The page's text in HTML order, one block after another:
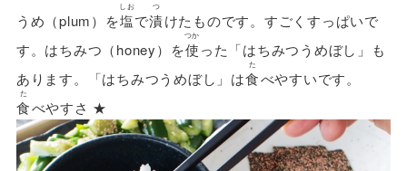
うめ（plum）を塩
しお
で漬
つ
けたものです。すごくすっぱいで
す。はちみつ（honey）を使
つか
った「はちみつうめぼし」も
あります。「はちみつうめぼし」は食
た
べやすいです。
食
た
べやすさ ★